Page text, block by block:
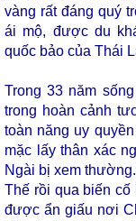
vàng rất đáng quý
ái mộ, được du
quốc bảo của Thái
Trong 33 năm
trong hoàn cảnh
toàn năng uy
mặc lấy thân xác
Ngài bị xem thường.
Thế rồi qua biến cố
được ẩn giấu nơi